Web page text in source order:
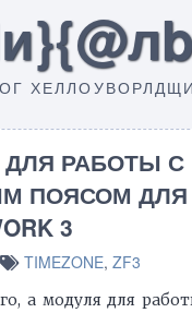
РАБОТЫ С
ПОЯСОМ ДЛЯ
3
TIMEZONE, ZF3
а модуля для